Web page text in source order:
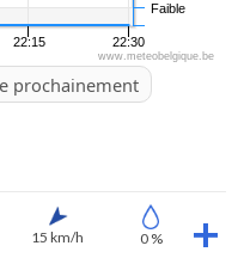
22:15 22:30
Faible
www.meteobelgique.be
prochainement
15 km/h 0 %